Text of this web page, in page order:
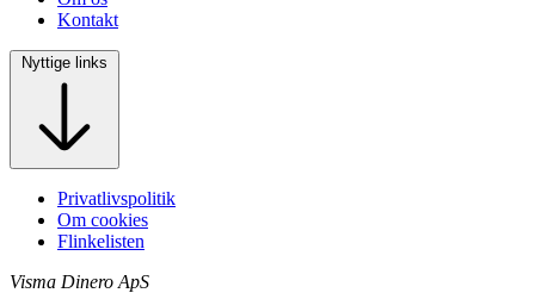
Kontakt
Nyttige links
Privatlivspolitik
Om cookies
Flinkelisten
Visma Dinero ApS